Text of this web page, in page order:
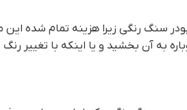
سنگ رنگي زیرا هزینه تمام شده این
به آن بخشید و یا اینکه با تغییر